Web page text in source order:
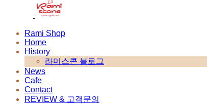
Rami Shop
Home
History
라미스콘 블로그
News
Cafe
Contact
REVIEW & 고객문의